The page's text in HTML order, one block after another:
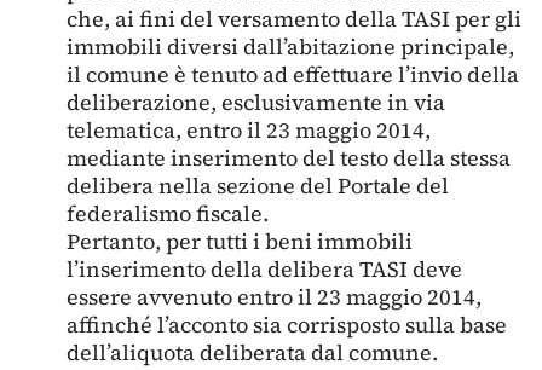
che, ai fini del versamento della TASI per gli
immobili diversi dall’abitazione principale,
il comune è tenuto ad effettuare l’invio della
deliberazione, esclusivamente in via
telematica, entro il 23 maggio 2014,
mediante inserimento del testo della stessa
delibera nella sezione del Portale del
federalismo fiscale.
Pertanto, per tutti i beni immobili
l’inserimento della delibera TASI deve
essere avvenuto entro il 23 maggio 2014,
affinché l’acconto sia corrisposto sulla base
dell’aliquota deliberata dal comune.